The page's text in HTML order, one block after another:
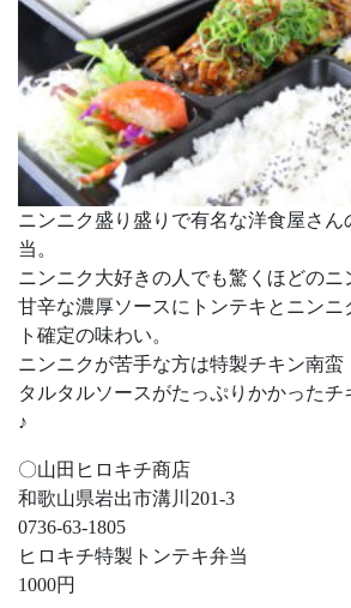
ニンニク盛り盛りで有名な洋食屋さん
当。
ニンニク大好きの人でも驚くほどのニ
甘辛な濃厚ソースにトンテキとニンニ
ト確定の味わい。
ニンニクが苦手な方は特製チキン南蛮
タルタルソースがたっぷりかかった
♪
〇山田ヒロキチ商店
和歌山県岩出市溝川201-3
0736-63-1805
ヒロキチ特製トンテキ弁当
1000円